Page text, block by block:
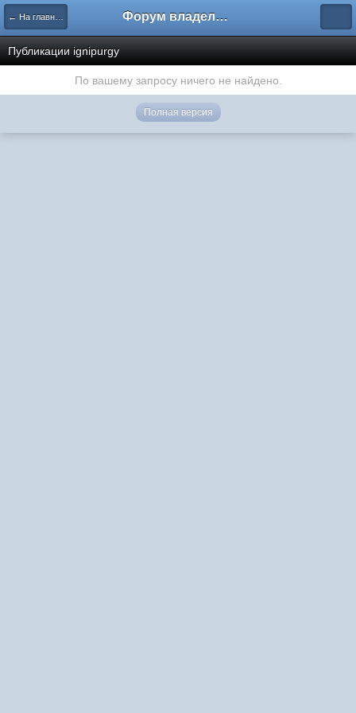
← На главную Форум владельцев интернет-магазинов
Публикации ignipurgy
По вашему запросу ничего не найдено.
Полная версия